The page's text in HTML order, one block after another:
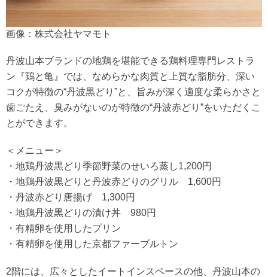
画像：株式会社ヤマモト
丹波山本ブランドの地鶏を堪能できる鶏料理専門レストラ
ン『鶏と亀』では、なめらかな肉質と上質な脂肪分、深い
コクが特徴の“丹波黒どり”と、旨みが深く適度な柔らかさと
歯ごたえ、臭みがないのが特徴の“丹波赤どり”をいただくこ
とができます。
＜メニュー＞
・地鶏丹波黒どり季節野菜のせいろ蒸し1,200円
・地鶏丹波黒どりと丹波赤どりのグリル 1,600円
・丹波赤どり唐揚げ 1,300円
・地鶏丹波黒どりの漬け丼 980円
・有精卵を使用したプリン
・有精卵を使用した京都ファーブルトン
2階には、広々としたイートインスペースの他、丹波山本の